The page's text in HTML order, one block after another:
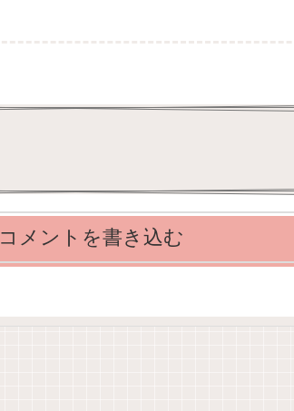
コメントを書き込む